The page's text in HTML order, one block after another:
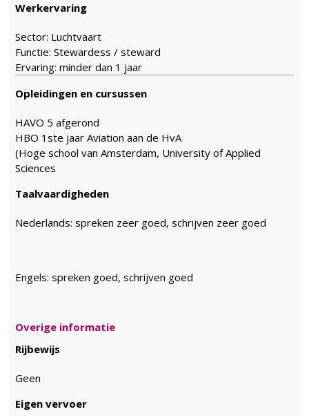
Werkervaring
Sector: Luchtvaart
Functie: Stewardess / steward
Ervaring: minder dan 1 jaar
Opleidingen en cursussen
HAVO 5 afgerond
HBO 1ste jaar Aviation aan de HvA
(Hoge school van Amsterdam, University of Applied
Sciences
Taalvaardigheden
Nederlands: spreken zeer goed, schrijven zeer goed
Engels: spreken goed, schrijven goed
Overige informatie
Rijbewijs
Geen
Eigen vervoer